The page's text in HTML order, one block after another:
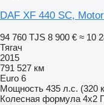
DAF XF 440 SC,
94 760 TJS 8 900 € ≈ 10
Тягач
2015
791 527 км
Euro 6
Мощность 435 л.с. (320
Колесная формула 4x2